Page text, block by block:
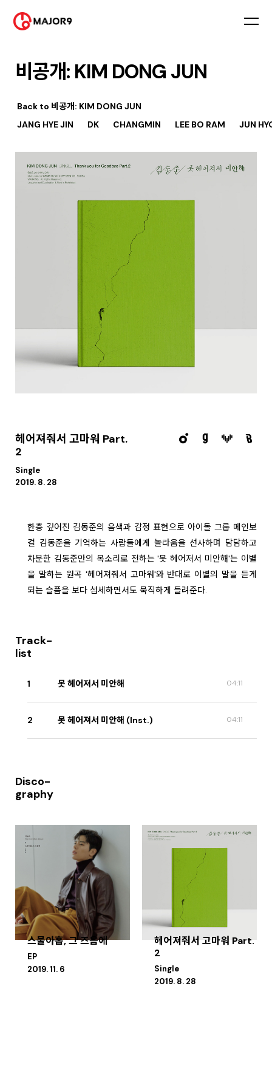
비공개: KIM DONG JUN
Back to 비공개: KIM DONG JUN
JANG HYE JIN
DK CHANGMIN LEE BO RAM JUN
헤어져줘서 고마워 Part.
2
Single
2019. 8. 28
한층 깊어진 김동준의 음색과 감정 표현으로 아이돌 그룹 메인보
컬 김동준을 기억하는 사람들에게 놀라움을 선사하며 담담하고
차분한 김동준만의 목소리로 전하는 '못 헤어져서 미안해'는 이별
을 말하는 원곡 '헤어져줘서 고마워'와 반대로 이별의 말을 듣게
되는 슬픔을 보다 섬세하면서도 묵직하게 들려준다.
Track-
list
1 못 헤어져서 미안해 04:11
2 못 헤어져서 미안해 (Inst.) 04:11
Disco-
graphy
스물아홉, 그 즈음에
EP
2019. 11. 6
헤어져줘서 고마워 Part.
2
Single
2019. 8. 28